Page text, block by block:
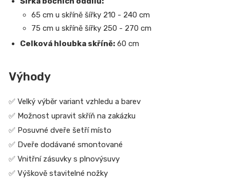
65 cm u skříně šířky 210 - 240 cm
75 cm u skříně šířky 250 - 270 cm
Celková hloubka skříně: 60 cm
Výhody
✅ Velký výběr variant vzhledu a barev
✅ Možnost upravit skříň na zakázku
✅ Posuvné dveře šetří místo
✅ Dveře dodávané smontované
✅ Vnitřní zásuvky s plnovýsuvy
✅ Výškově stavitelné nožky